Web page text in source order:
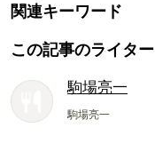
関連キーワード
この記事のライター
駒場亮一
駒場亮一